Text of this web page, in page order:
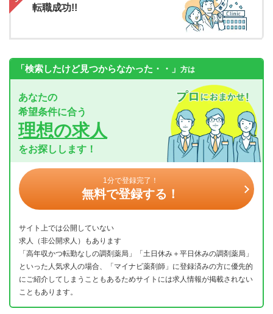
転職成功!!
「検索したけど見つからなかった・・」 方は
あなたの
希望条件に合う
理想の求人
をお探しします！
1分で登録完了！
無料で登録する！
サイト上では公開していない
求人（非公開求人）もあります
「高年収かつ転勤なしの調剤薬局」「土日休み＋平日休みの調剤薬局」
といった人気求人の場合、「マイナビ薬剤師」に登録済みの方に優先的
にご紹介してしまうこともあるためサイトには求人情報が掲載されない
こともあります。